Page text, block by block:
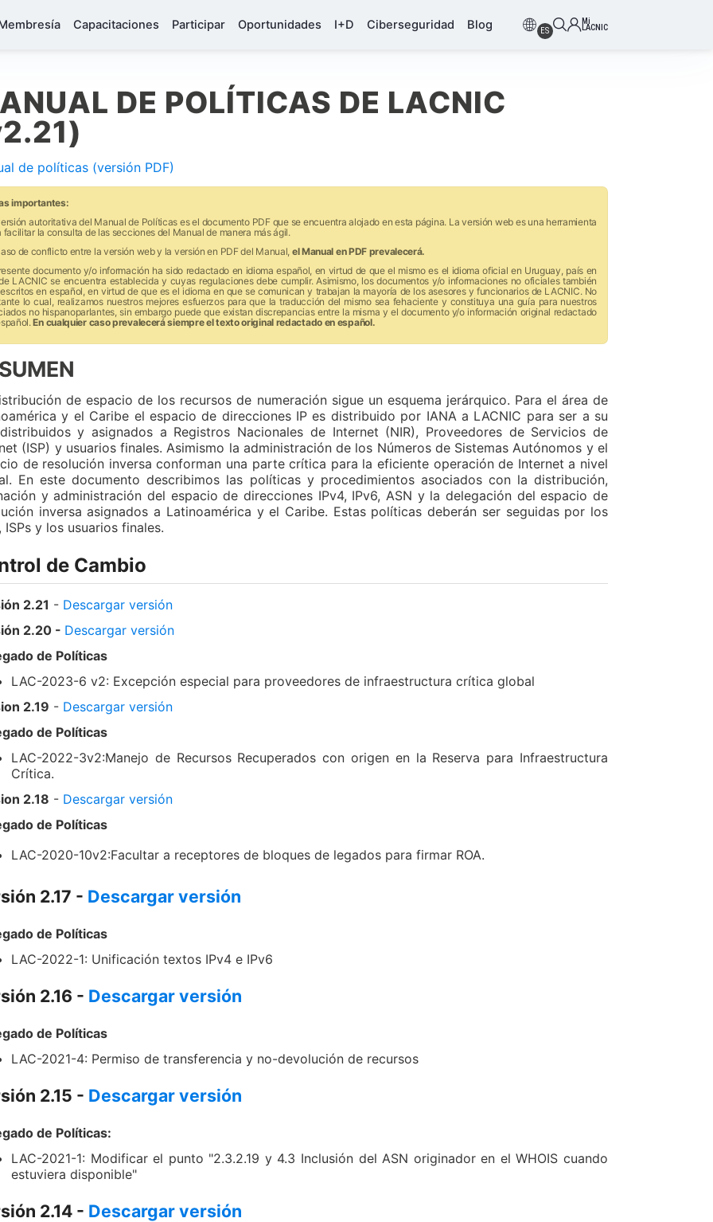
Capacitaciones Participar Oportunidades I+D Ciberseguridad Blog ES
Mi
LACNIC
DE POLÍTICAS DE LACNIC
de políticas (versión PDF)
importantes:
autoritativa del Manual de Políticas es el documento PDF que se encuentra alojado en esta página. La versión web es una herramienta
facilitar la consulta de las secciones del Manual de manera más ágil.
de conflicto entre la versión web y la versión en PDF del Manual, el Manual en PDF prevalecerá.
documento y/o información ha sido redactado en idioma español, en virtud de que el mismo es el idioma oficial en Uruguay, país en
LACNIC se encuentra establecida y cuyas regulaciones debe cumplir. Asimismo, los documentos y/o informaciones no oficiales también
en español, en virtud de que es el idioma en que se comunican y trabajan la mayoría de los asesores y funcionarios de LACNIC. No
lo cual, realizamos nuestros mejores esfuerzos para que la traducción del mismo sea fehaciente y constituya una guía para nuestros
no hispanoparlantes, sin embargo puede que existan discrepancias entre la misma y el documento y/o información original redactado
En cualquier caso prevalecerá siempre el texto original redactado en español.
de espacio de los recursos de numeración sigue un esquema jerárquico. Para el área de
y el Caribe el espacio de direcciones IP es distribuido por IANA a LACNIC para ser a su
y asignados a Registros Nacionales de Internet (NIR), Proveedores de Servicios de
(ISP) y usuarios finales. Asimismo la administración de los Números de Sistemas Autónomos y el
de resolución inversa conforman una parte crítica para la eficiente operación de Internet a nivel
En este documento describimos las políticas y procedimientos asociados con la distribución,
y administración del espacio de direcciones IPv4, IPv6, ASN y la delegación del espacio de
inversa asignados a Latinoamérica y el Caribe. Estas políticas deberán ser seguidas por los
ISPs y los usuarios finales.
de Cambio
2.21 - Descargar versión
2.20 - Descargar versión
de Políticas
LAC-2023-6 v2: Excepción especial para proveedores de infraestructura crítica global
2.19 - Descargar versión
de Políticas
LAC-2022-3v2:Manejo de Recursos Recuperados con origen en la Reserva para Infraestructura
Crítica.
2.18 - Descargar versión
de Políticas
LAC-2020-10v2:Facultar a receptores de bloques de legados para firmar ROA.
2.17 - Descargar versión
de Políticas
LAC-2022-1: Unificación textos IPv4 e IPv6
2.16 - Descargar versión
de Políticas
LAC-2021-4: Permiso de transferencia y no-devolución de recursos
2.15 - Descargar versión
de Políticas:
LAC-2021-1: Modificar el punto "2.3.2.19 y 4.3 Inclusión del ASN originador en el WHOIS cuando
estuviera disponible"
2.14 - Descargar versión